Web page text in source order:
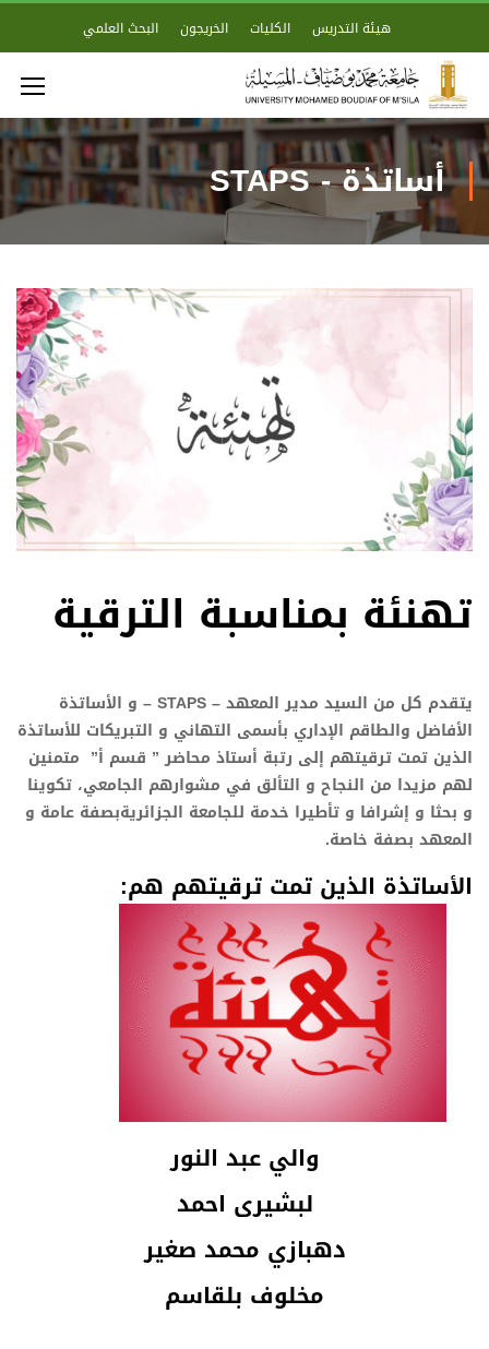
هيئة التدريس الكليات الخريجون البحث العلمي
أساتذة - STAPS
تهنئة بمناسبة الترقية
يتقدم كل من السيد مدير المعهد – STAPS – و الأساتذة
الأفاضل والطاقم الإداري بأسمى التهاني و التبريكات للأساتذة
الذين تمت ترقيتهم إلى رتبة أستاذ محاضر ” قسم أ” متمنين
لهم مزيدا من النجاح و التألق في مشوارهم الجامعي، تكوينا
و بحثا و إشرافا و تأطيرا خدمة للجامعة الجزائريةبصفة عامة و
المعهد بصفة خاصة.
الأساتذة الذين تمت ترقيتهم هم:
والي عبد النور
لبشيرى احمد
دهبازي محمد صغير
مخلوف بلقاسم